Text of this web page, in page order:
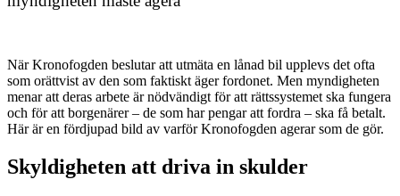
När Kronofogden beslutar att utmäta en lånad bil upplevs det ofta
som orättvist av den som faktiskt äger fordonet. Men myndigheten
menar att deras arbete är nödvändigt för att rättssystemet ska fungera
och för att borgenärer – de som har pengar att fordra – ska få betalt.
Här är en fördjupad bild av varför Kronofogden agerar som de gör.
Skyldigheten att driva in skulder